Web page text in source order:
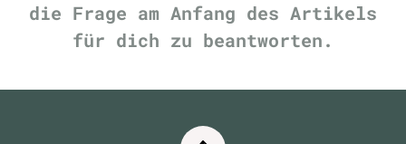
die Frage am Anfang des Artikels
für dich zu beantworten.